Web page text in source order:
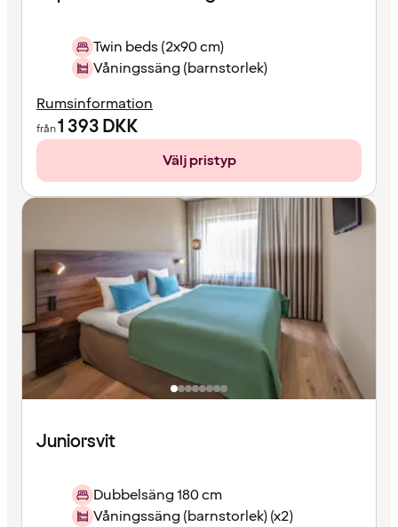
Twin beds (2x90 cm)
Våningssäng (barnstorlek)
Rumsinformation
från1 393DKK
Välj pristyp
Juniorsvit
Dubbelsäng 180 cm
Våningssäng (barnstorlek) (x2)